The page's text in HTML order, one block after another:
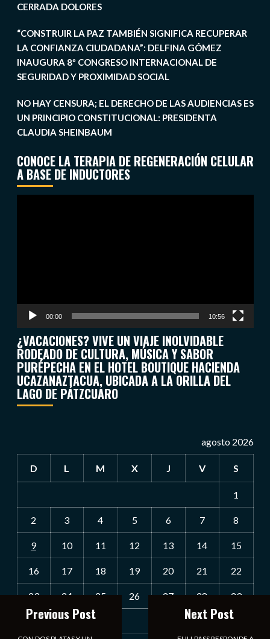
CERRADA DOLORES
“CONSTRUIR LA PAZ TAMBIÉN SIGNIFICA RECUPERAR
LA CONFIANZA CIUDADANA”: DELFINA GÓMEZ
INAUGURA 8º CONGRESO INTERNACIONAL DE
SEGURIDAD Y PROXIMIDAD SOCIAL
NO HAY CENSURA; EL DERECHO DE LAS AUDIENCIAS ES
UN PRINCIPIO CONSTITUCIONAL: PRESIDENTA
CLAUDIA SHEINBAUM
CONOCE LA TERAPIA DE REGENERACIÓN CELULAR
A BASE DE INDUCTORES
00:00 10:56
¿VACACIONES? VIVE UN VIAJE INOLVIDABLE
RODEADO DE CULTURA, MÚSICA Y SABOR
PURÉPECHA EN EL HOTEL BOUTIQUE HACIENDA
UCAZANAZTACUA, UBICADA A LA ORILLA DEL
LAGO DE PÁTZCUARO
agosto 2026
D L M X J V S
1
2 3 4 5 6 7 8
9 10 11 12 13 14 15
16 17 18 19 20 21 22
23 24 25 26 27 28 29
30 31
Previous Post Next Post